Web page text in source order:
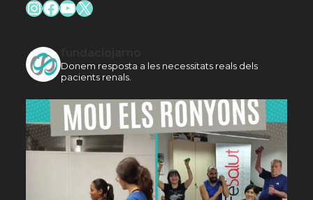
Instagram
Facebook
YouTube
X
Donem resposta a les necessitats reals dels
pacients renals.